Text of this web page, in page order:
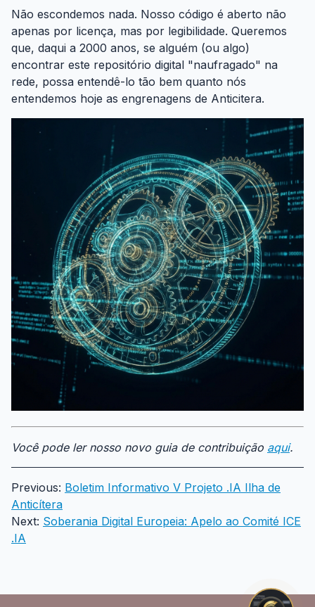
Não escondemos nada. Nosso código é aberto não
apenas por licença, mas por legibilidade. Queremos
que, daqui a 2000 anos, se alguém (ou algo)
encontrar este repositório digital "naufragado" na
rede, possa entendê-lo tão bem quanto nós
entendemos hoje as engrenagens de Anticitera.
Você pode ler nosso novo guia de contribuição aqui.
Previous: Boletim Informativo V Projeto .IA Ilha de
Anticítera
Next: Soberania Digital Europeia: Apelo ao Comité ICE
.IA